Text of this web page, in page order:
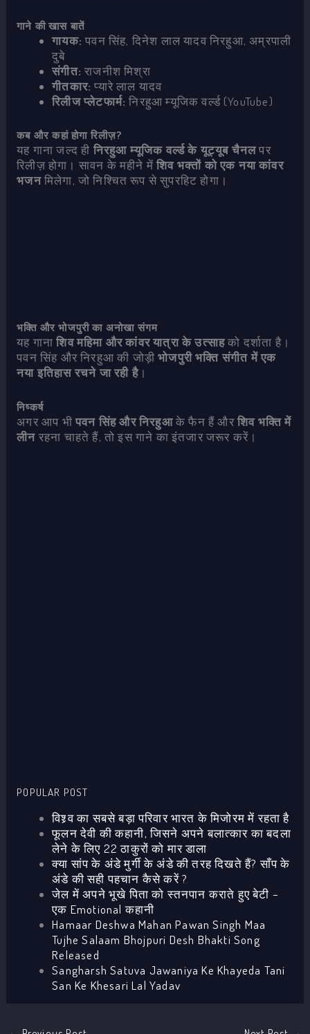
गाने की खास बातें
गायक: पवन सिंह, दिनेश लाल यादव निरहुआ, अम्रपाली
दुबे
संगीत: राजनीश मिश्रा
गीतकार: प्यारे लाल यादव
रिलीज प्लेटफार्म: निरहुआ म्यूजिक वर्ल्ड (YouTube)
कब और कहां होगा रिलीज़?
यह गाना जल्द ही निरहुआ म्यूजिक वर्ल्ड के यूट्यूब चैनलपर
रिलीज़ होगा। सावन के महीने मेंशिव भक्तों को एक नया कांवर
भजनमिलेगा, जो निश्चित रूप से सुपरहिट होगा।
भक्ति और भोजपुरी का अनोखा संगम
यह गानाशिव महिमा और कांवर यात्रा के उत्साहको दर्शाता है।
पवन सिंह और निरहुआ की जोड़ीभोजपुरी भक्ति संगीत में एक
नया इतिहास रचने जा रही है।
निष्कर्ष
अगर आप भी पवन सिंह और निरहुआके फैन हैं औरशिव भक्ति में
लीन रहना चाहते हैं, तो इस गाने का इंतजार जरूर करें।
POPULAR POST
विश्र्व का सबसे बड़ा परिवार भारत के मिजोरम में रहता है
फूलन देवी की कहानी, जिसने अपने बलात्कार का बदला
लेने के लिए 22 ठाकुरों को मार डाला
क्या सांप के अंडे मुर्गी के अंडे की तरह दिखते हैं? साँप के
अंडे की सही पहचान कैसे करें ?
जेल में अपने भूखे पिता को स्तनपान कराते हुए बेटी –
एक Emotional कहानी
Hamaar Deshwa Mahan Pawan Singh Maa
Tujhe Salaam Bhojpuri Desh Bhakti Song
Released
Sangharsh Satuva Jawaniya Ke Khayeda Tani
San Ke Khesari Lal Yadav